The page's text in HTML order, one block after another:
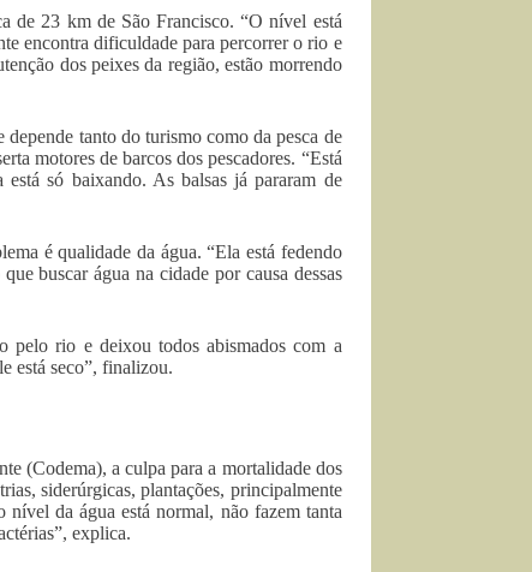
de 23 km de São Francisco. “O nível está
encontra dificuldade para percorrer o rio e
dos peixes da região, estão morrendo
tanto do turismo como da pesca de
motores de barcos dos pescadores. “Está
só baixando. As balsas já pararam de
é qualidade da água. “Ela está fedendo
buscar água na cidade por causa dessas
pelo rio e deixou todos abismados com a
está seco”, finalizou.
(Codema), a culpa para a mortalidade dos
siderúrgicas, plantações, principalmente
nível da água está normal, não fazem tanta
explica.